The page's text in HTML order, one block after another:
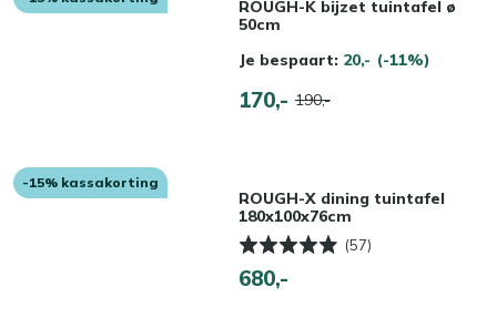
ROUGH-K bijzet tuintafel ø
50cm
Je bespaart: 20,- (-11%)
170,- 190,-
-15% kassakorting
ROUGH-X dining tuintafel
180x100x76cm
(57)
680,-